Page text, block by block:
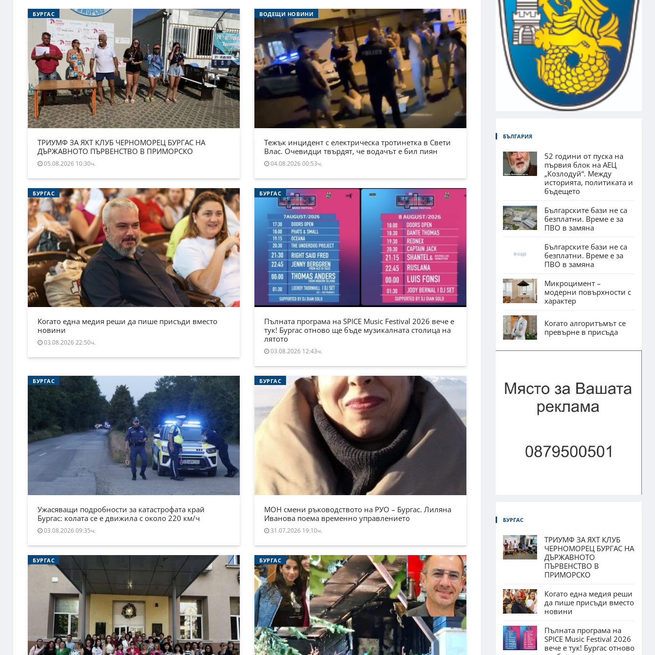
БУРГАС
ТРИУМФ ЗА ЯХТ КЛУБ ЧЕРНОМОРЕЦ БУРГАС НА
ДЪРЖАВНОТО ПЪРВЕНСТВО В ПРИМОРСКО
05.08.2026 10:30ч.
ВОДЕЩИ НОВИНИ
Тежък инцидент с електрическа тротинетка в Свети
Влас. Очевидци твърдят, че водачът е бил пиян
04.08.2026 00:53ч.
БУРГАС
Когато една медия реши да пише присъди вместо
новини
03.08.2026 22:50ч.
БУРГАС
Пълната програма на SPICE Music Festival 2026 вече е
тук! Бургас отново ще бъде музикалната столица на
лятото
03.08.2026 12:43ч.
БУРГАС
Ужасяващи подробности за катастрофата край
Бургас: колата се е движила с около 220 км/ч
03.08.2026 09:35ч.
БУРГАС
МОН смени ръководството на РУО – Бургас. Лиляна
Иванова поема временно управлението
31.07.2026 19:10ч.
БУРГАС БУРГАС
БЪЛГАРИЯ
52 години от пуска на
първия блок на АЕЦ
„Козлодуй“. Между
историята, политиката и
бъдещето
Българските бази не са
безплатни. Време е за
ПВО в замяна
Българските бази не са
безплатни. Време е за
ПВО в замяна
Микроцимент –
модерни повърхности с
характер
Когато алгоритъмът се
превърне в присъда
БУРГАС
ТРИУМФ ЗА ЯХТ КЛУБ
ЧЕРНОМОРЕЦ БУРГАС НА
ДЪРЖАВНОТО
ПЪРВЕНСТВО В
ПРИМОРСКО
Когато една медия реши
да пише присъди вместо
новини
Пълната програма на
SPICE Music Festival 2026
вече е тук! Бургас отново